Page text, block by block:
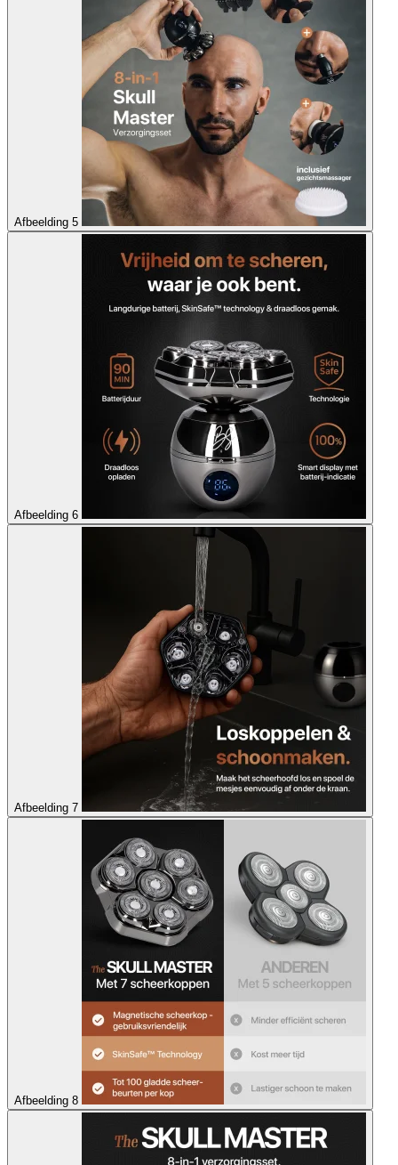
Afbeelding 5
Afbeelding 6
Afbeelding 7
Afbeelding 8